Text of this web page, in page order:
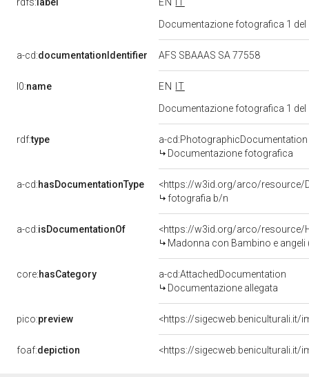
Documentazione fotografica 1
a-cd:documentationIdentifier AFS SBAAAS SA 77558
l0:name EN
IT
Documentazione fotografica 1
rdf:type
a-cd:PhotographicDocumentation
Documentazione fotografica
a-cd:hasDocumentationType
<https://w3id.org/arco/resource/
fotografia b/n
a-cd:isDocumentationOf
<https://w3id.org/arco/resource/
Madonna con Bambino e
core:hasCategory
a-cd:AttachedDocumentation
Documentazione allegata
pico:preview <https://sigecweb.beniculturali.it/
foaf:depiction <https://sigecweb.beniculturali.it/